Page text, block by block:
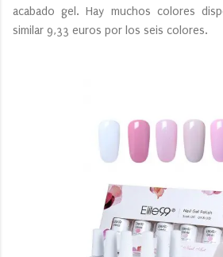
acabado gel. Hay muchos colores
similar 9,33 euros por los seis colores.